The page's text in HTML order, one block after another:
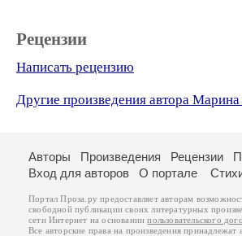
Рецензии
Написать рецензию
Другие произведения автора Марина
Авторы Произведения Рецензии
Вход для авторов
О портале
Портал Проза.ру предоставляет авторам
свободной публикации своих литературных
сети Интернет на основаниипользовательского
Все авторские права на произведения принадлежат